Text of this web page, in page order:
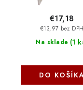
Na sklade (1
€13,97 bez DPH
€17,18
DO